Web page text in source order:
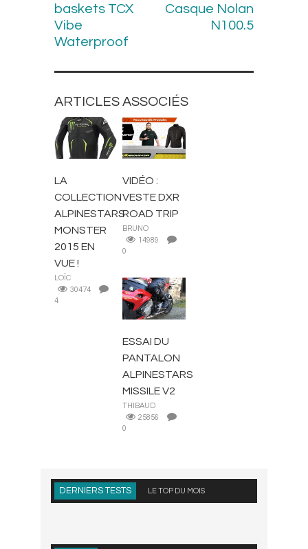
baskets TCX
Vibe
Waterproof
Casque Nolan
N100.5
ARTICLES ASSOCIÉS
ACTUALITÉS
LA
COLLECTION
ALPINESTARS
MONSTER
2015 EN
VUE !
LOÏC
30474
4
BLOUSONS ET
VESTES
VIDÉO :
VESTE DXR
ROAD TRIP
BRUNO
14989
0
EQUIPEMENT
MOTARD
ESSAI DU
PANTALON
ALPINESTARS
MISSILE V2
THIBAUD
25856
0
DERNIERS TESTS LE TOP DU MOIS